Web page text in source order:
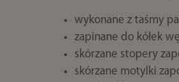
wykonane z taśmy
zapinane do kółek
skórzane stopery
skórzane motylki